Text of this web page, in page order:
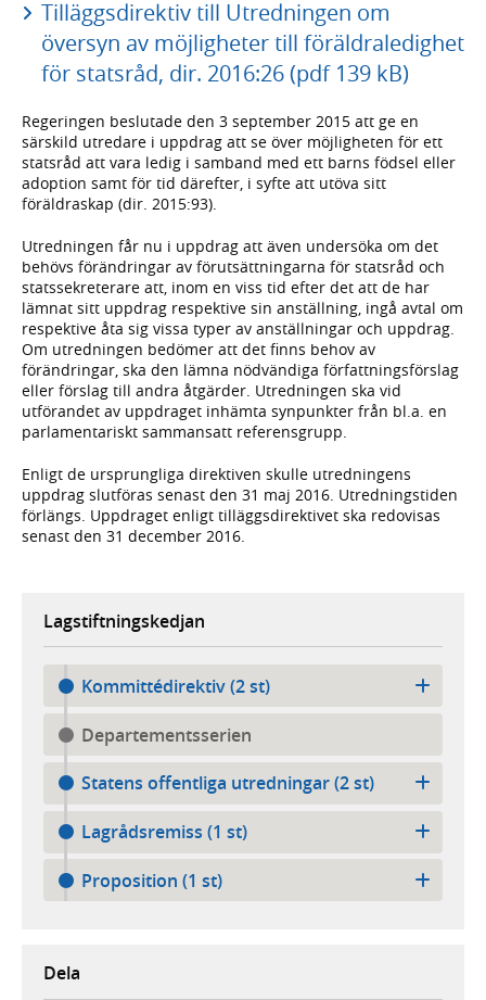
Tilläggsdirektiv till Utredningen om
översyn av möjligheter till föräldraledighet
för statsråd, dir. 2016:26 (pdf 139 kB)
Regeringen beslutade den 3 september 2015 att ge en
särskild utredare i uppdrag att se över möjligheten för ett
statsråd att vara ledig i samband med ett barns födsel eller
adoption samt för tid därefter, i syfte att utöva sitt
föräldraskap (dir. 2015:93).
Utredningen får nu i uppdrag att även undersöka om det
behövs förändringar av förutsättningarna för statsråd och
statssekreterare att, inom en viss tid efter det att de har
lämnat sitt uppdrag respektive sin anställning, ingå avtal om
respektive åta sig vissa typer av anställningar och uppdrag.
Om utredningen bedömer att det finns behov av
förändringar, ska den lämna nödvändiga författningsförslag
eller förslag till andra åtgärder. Utredningen ska vid
utförandet av uppdraget inhämta synpunkter från bl.a. en
parlamentariskt sammansatt referensgrupp.
Enligt de ursprungliga direktiven skulle utredningens
uppdrag slutföras senast den 31 maj 2016. Utredningstiden
förlängs. Uppdraget enligt tilläggsdirektivet ska redovisas
senast den 31 december 2016.
Lagstiftningskedjan
Kommittédirektiv (2 st)
Departementsserien
Statens offentliga utredningar (2 st)
Lagrådsremiss (1 st)
Proposition (1 st)
Dela